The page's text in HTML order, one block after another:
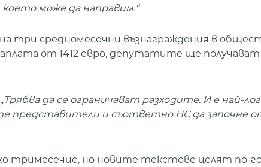
може да направим.“
три средномесечни възнаграждения в
от 1412 евро, депутатите ще получават
да се ограничават разходите. И е най-
представители и съответно НС да започне
тримесечие, но новите текстове целят по-